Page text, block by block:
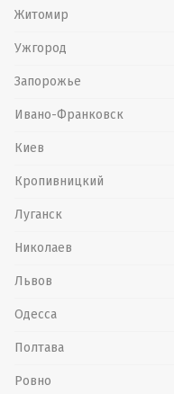
Житомир
Ужгород
Запорожье
Ивано-Франковск
Киев
Кропивницкий
Луганск
Николаев
Львов
Одесса
Полтава
Ровно